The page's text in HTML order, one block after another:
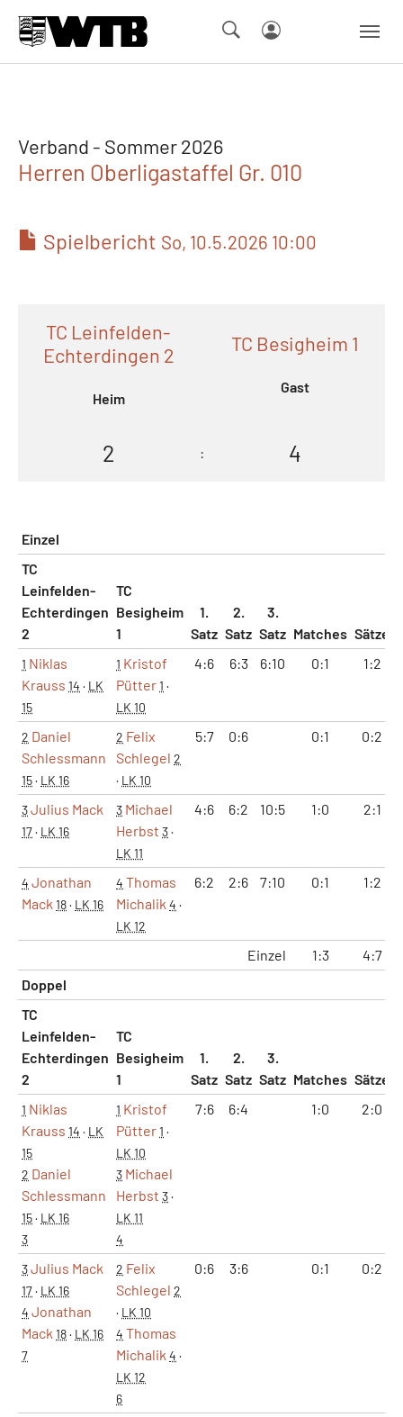
Verband - Sommer 2026
Herren Oberligastaffel Gr. 010
Spielbericht So, 10.5.2026 10:00
TC Leinfelden-
Echterdingen 2
Heim
TC Besigheim 1
Gast
2 : 4
Einzel
TC
Leinfelden-
Echterdingen
2
TC
Besigheim
1
1.
Satz
2.
Satz
3.
Satz Matches Sätze
1 Niklas
Krauss 14 · LK
15
1 Kristof
Pütter1 ·
LK 10
4:6 6:3 6:10 0:1 1:2
2 Daniel
Schlessmann
15· LK 16
2 Felix
Schlegel 2
· LK 10
5:7 0:6 0:1 0:2
3Julius Mack
17· LK 16
3 Michael
Herbst 3·
LK 11
4:6 6:2 10:5 1:0 2:1
4 Jonathan
Mack 18· LK 16
4 Thomas
Michalik 4 ·
LK 12
6:2 2:6 7:10 0:1 1:2
Einzel 1:3 4:7
Doppel
TC
Leinfelden-
Echterdingen
2
TC
Besigheim
1
1.
Satz
2.
Satz
3.
Satz Matches Sätze
1 Niklas
Krauss 14 · LK
15
2 Daniel
Schlessmann
15· LK 16
3
1 Kristof
Pütter1 ·
LK 10
3 Michael
Herbst 3·
LK 11
4
7:6 6:4 1:0 2:0
3Julius Mack
17· LK 16
4 Jonathan
Mack 18· LK 16
7
2 Felix
Schlegel 2
· LK 10
4 Thomas
Michalik 4 ·
LK 12
6
0:6 3:6 0:1 0:2